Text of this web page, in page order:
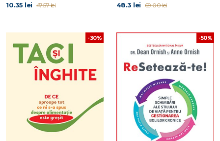
10.35 lei 47.57 lei 48.3 lei 69.00 lei
-30% -50%